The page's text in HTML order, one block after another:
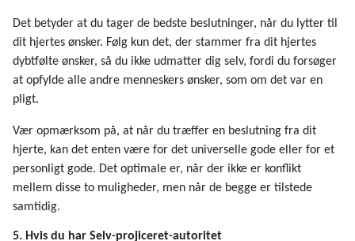
Det betyder at du tager de bedste beslutninger, når du lytter til
dit hjertes ønsker. Følg kun det, der stammer fra dit hjertes
dybtfølte ønsker, så du ikke udmatter dig selv, fordi du forsøger
at opfylde alle andre menneskers ønsker, som om det var en
pligt.
Vær opmærksom på, at når du træffer en beslutning fra dit
hjerte, kan det enten være for det universelle gode eller for et
personligt gode. Det optimale er, når der ikke er konflikt
mellem disse to muligheder, men når de begge er tilstede
samtidig.
5. Hvis du har Selv-projiceret-autoritet